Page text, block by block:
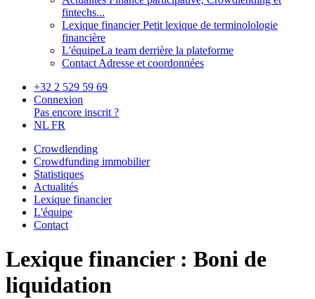
fintechs...
Lexique financierPetit lexique de terminolologie
financière
L'équipeLa team derrière la plateforme
Contact Adresse et coordonnées
+32 2 529 59 69
Connexion
Pas encore inscrit ?
NL FR
Crowdlending
Crowdfunding immobilier
Statistiques
Actualités
Lexique financier
L'équipe
Contact
Lexique financier : Boni de
liquidation